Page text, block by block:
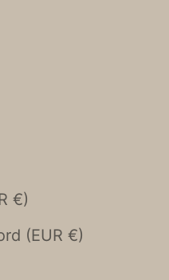
Luxembourg (EUR €)
Macédoine du Nord (EUR €)